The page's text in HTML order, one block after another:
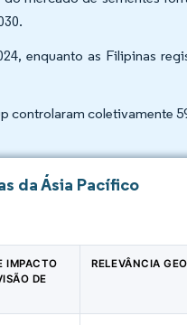
enquanto as Filipinas
controlaram coletivamente
da Ásia Pacífico
IMPACTO
DE
RELEVÂNCIA